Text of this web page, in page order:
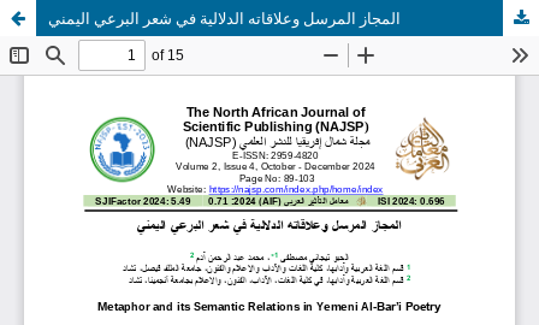
المجاز المرسل وعلاقاته الدلالية في شعر البرعي اليمني